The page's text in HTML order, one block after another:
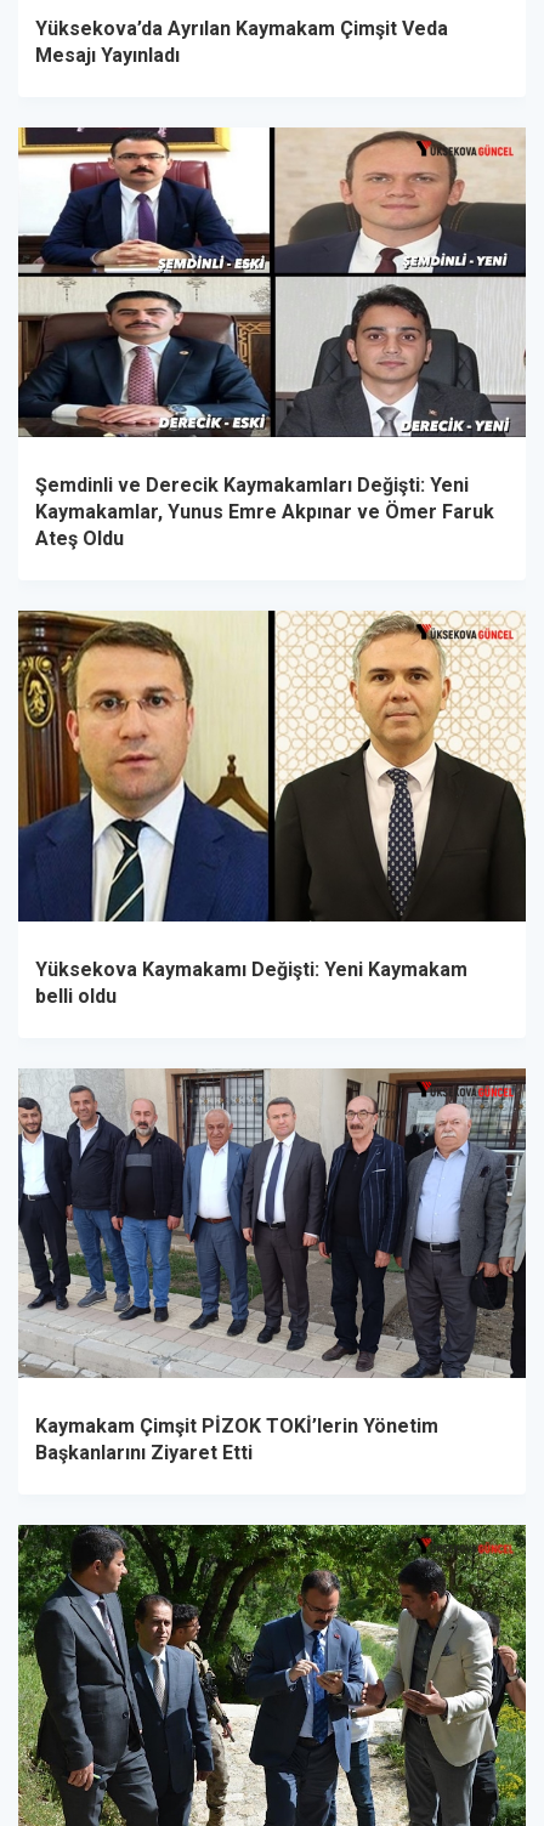
Yüksekova’da Ayrılan Kaymakam Çimşit Veda
Mesajı Yayınladı
Şemdinli ve Derecik Kaymakamları Değişti: Yeni
Kaymakamlar, Yunus Emre Akpınar ve Ömer Faruk
Ateş Oldu
Yüksekova Kaymakamı Değişti: Yeni Kaymakam
belli oldu
Kaymakam Çimşit PİZOK TOKİ’lerin Yönetim
Başkanlarını Ziyaret Etti